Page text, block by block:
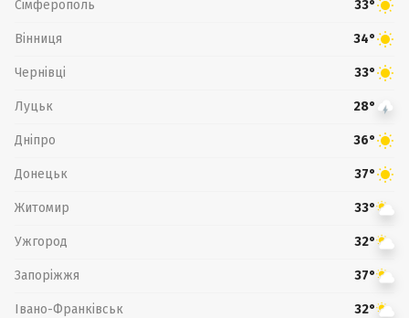
Сімферополь 33°
Вінниця 34°
Чернівці 33°
Луцьк 28°
Дніпро 36°
Донецьк 37°
Житомир 33°
Ужгород 32°
Запоріжжя 37°
Івано-Франківськ 32°